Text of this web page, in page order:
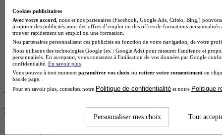
Cap Electricien en alternance
BTS Gpn en alternance
BTS Domotique en alternance
BAC Pro Agora en alternance
BTS Sta en alternance
BTS Iris en alternance
BTS Tpl en alternance
BTS Ati en alternance
Les diplômes par filière les plus
recherchés
Cookies publicitaires
Avec votre accord , nous et nos partenaires (Facebook, Google Ads, Critéo, Bing,)
proposer des publicités pour des offres d’emploi ou des offres de formations
trouver rapidement un emploi ou une formation.
Nos partenaires personnalisent ces publicités en fonction de votre navigation, de votre
Nous utilisons des technologies Google (ex : Google Ads) pour mesurer l'audience et
personnalisés. En acceptant, vous consentez à l'utilisation de vos données par Google
confidentialité. En savoir plus
Vous pouvez à tout moment paramétrer vos choix ou retirer votre consentement en
bas de page.
Pour en savoir plus, consultez notre Politique de confidentialité et notre Politique
Personnaliser mes choix Tout